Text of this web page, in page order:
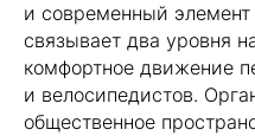
и современный
связывает два уровня
комфортное движение
и велосипедистов.
общественное